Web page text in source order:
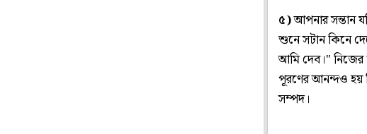
৫)আপনার সন্তান
শুনে সটান কিনে
আমি দেব।" নিজের
পূরণের আনন্দও হয়
সম্পদ।